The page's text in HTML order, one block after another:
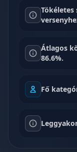
Átlagos
86.6%.
Fő